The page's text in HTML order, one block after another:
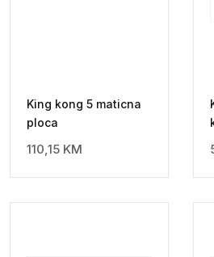
King kong 5 maticna
ploca
110,15 KM